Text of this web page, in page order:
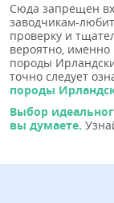
Сюда запрещен
заводчикам-
проверку и
вероятно,
породы
точно следует
породы
Выбор
вы думаете.